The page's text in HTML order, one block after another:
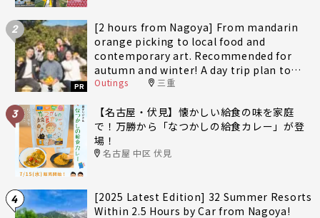
2
PR
[2 hours from Nagoya] From mandarin
orange picking to local food and
contemporary art. Recommended for
autumn and winter! A day trip plan to
fully enjoy Minami-Ise Town
Outings 三重
3
【名古屋・伏見】懐かしい給食の味を家庭
で！万勝から「なつかしの給食カレー」が登
場！
名古屋 中区 伏見
4
[2025 Latest Edition] 32 Summer Resorts
Within 2.5 Hours by Car from Nagoya!